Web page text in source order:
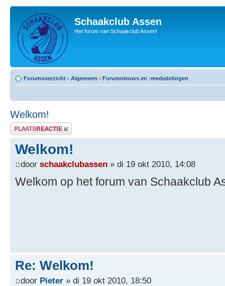
Schaakclub Assen
Het forum van Schaakclub Assen!
Forumoverzicht ‹ Algemeen ‹ Forumnieuws en -mededelingen
Welkom!
Plaats een reactie
Welkom!
door schaakclubassen » di 19 okt 2010, 14:08
Welkom op het forum van Schaakclub
Re: Welkom!
door Pieter » di 19 okt 2010, 18:50